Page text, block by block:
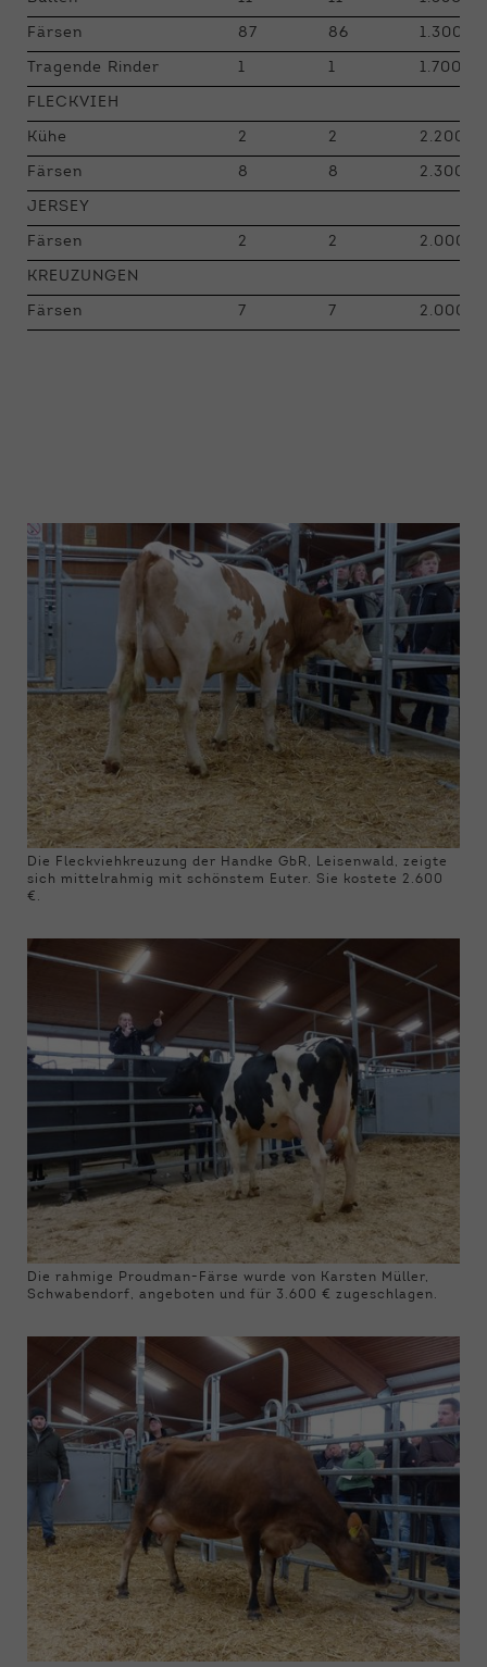
Färsen 87 86 1.300 -
Tragende Rinder 1 1 1.700
FLECKVIEH
Kühe 2 2 2.200 -
Färsen 8 8 2.300 -
JERSEY
Färsen 2 2 2.000 -
KREUZUNGEN
Färsen 7 7 2.000 -
Die Fleckviehkreuzung der Handke GbR, Leisenwald, zeigte
sich mittelrahmig mit schönstem Euter. Sie kostete 2.600
€.
Die rahmige Proudman-Färse wurde von Karsten Müller,
Schwabendorf, angeboten und für 3.600 € zugeschlagen.